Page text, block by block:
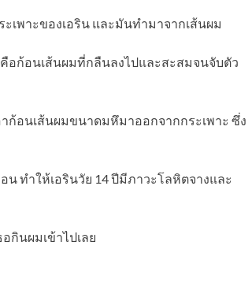
เพาะของเอริน และมันทำมาจากเส้นผม
คือก้อนเส้นผมที่กลืนลงไปและสะสมจนจับตัว
ก้อนเส้นผมขนาดมหึมาออกจากกระเพาะ ซึ่ง
ทำให้เอรินวัย 14 ปีมีภาวะโลหิตจางและ
กินผมเข้าไปเลย